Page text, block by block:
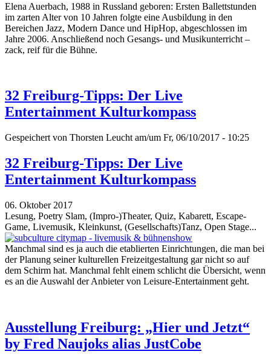
Elena Auerbach, 1988 in Russland geboren: Ersten Ballettstunden
im zarten Alter von 10 Jahren folgte eine Ausbildung in den
Bereichen Jazz, Modern Dance und HipHop, abgeschlossen im
Jahre 2006. Anschließend noch Gesangs- und Musikunterricht –
zack, reif für die Bühne.
32 Freiburg-Tipps: Der Live
Entertainment Kulturkompass
Gespeichert von Thorsten Leucht am/um Fr, 06/10/2017 - 10:25
32 Freiburg-Tipps: Der Live
Entertainment Kulturkompass
06. Oktober 2017
Lesung, Poetry Slam, (Impro-)Theater, Quiz, Kabarett, Escape-
Game, Livemusik, Kleinkunst, (Gesellschafts)Tanz, Open Stage...
Manchmal sind es ja auch die etablierten Einrichtungen, die man bei
der Planung seiner kulturellen Freizeitgestaltung gar nicht so auf
dem Schirm hat. Manchmal fehlt einem schlicht die Übersicht, wenn
es an die Auswahl der Anbieter von Leisure-Entertainment geht.
Ausstellung Freiburg: „Hier und Jetzt“
by Fred Naujoks alias JustCobe